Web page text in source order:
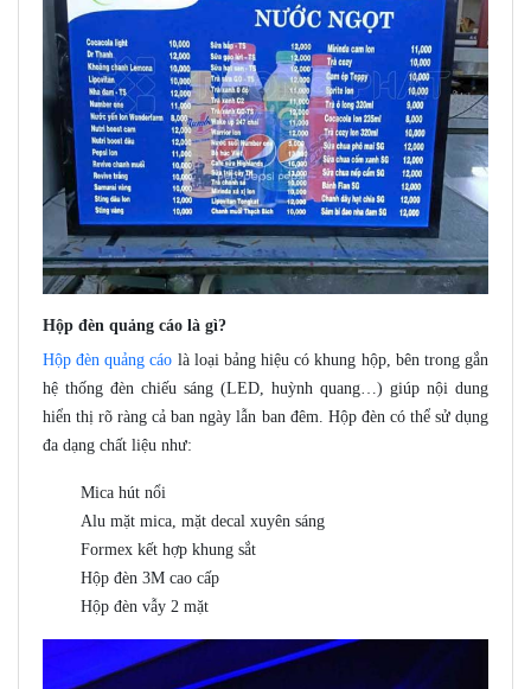
Hộp đèn quảng cáo là gì?
Hộp đèn quảng cáo là loại bảng hiệu có khung hộp, bên trong gắn
hệ thống đèn chiếu sáng (LED, huỳnh quang…) giúp nội dung
hiển thị rõ ràng cả ban ngày lẫn ban đêm. Hộp đèn có thể sử dụng
đa dạng chất liệu như:
Mica hút nổi
Alu mặt mica, mặt decal xuyên sáng
Formex kết hợp khung sắt
Hộp đèn 3M cao cấp
Hộp đèn vẫy 2 mặt